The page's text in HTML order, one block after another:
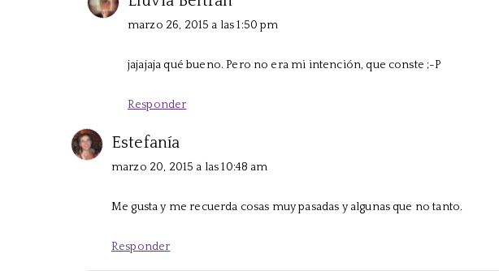
marzo 26, 2015 a las 1:50 pm
jajajaja qué bueno. Pero no era mi intención, que conste ;-P
Responder
Estefanía
marzo 20, 2015 a las 10:48 am
Me gusta y me recuerda cosas muy pasadas y algunas que no tanto.
Responder